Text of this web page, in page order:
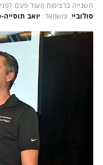
השנייה ברציפות (ועוד פעם
סולוביי, ומשמאל: יואב